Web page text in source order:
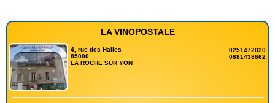
LA VINOPOSTALE
4, rue des Halles
85000
LA ROCHE SUR YON
0251472020
0681438662